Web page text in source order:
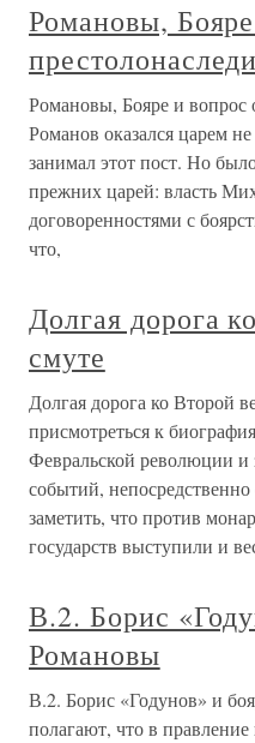
Романовы,
Романовы, Бояре и
Романов оказался царем
занимал этот пост. Но
прежних царей: власть
договоренностями с
что,
Долгая дорога
смуте
Долгая дорога ко Второй
присмотреться к
Февральской революции и
событий,
заметить, что против
государств выступили и
В.2. Борис
Романовы
В.2. Борис «Годунов» и
полагают, что в